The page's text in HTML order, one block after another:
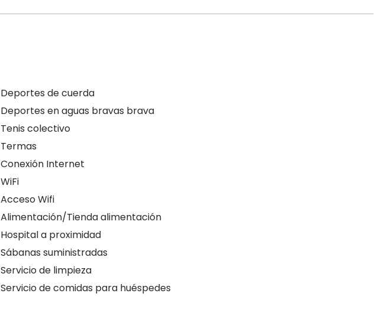
Deportes de cuerda
Deportes en aguas bravas brava
Tenis colectivo
Termas
Conexión Internet
WiFi
Acceso Wifi
Alimentación/Tienda alimentación
Hospital a proximidad
Sábanas suministradas
Servicio de limpieza
Servicio de comidas para huéspedes